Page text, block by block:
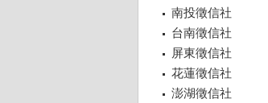
南投徵信社
台南徵信社
屏東徵信社
花蓮徵信社
澎湖徵信社